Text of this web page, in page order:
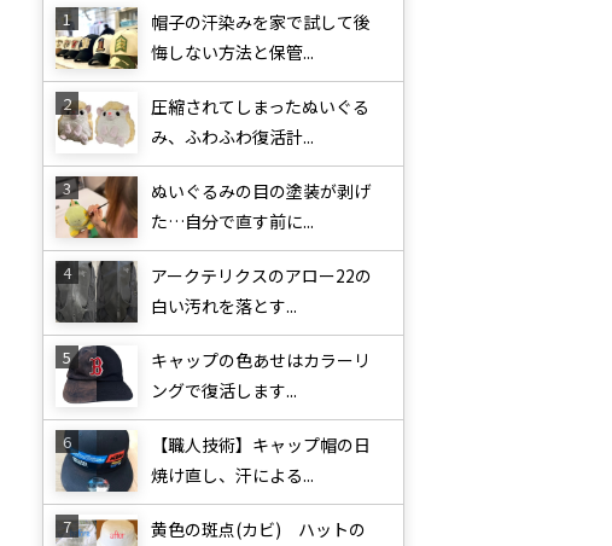
帽子の汗染みを家で試して後
悔しない方法と保管...
圧縮されてしまったぬいぐる
み、ふわふわ復活計...
ぬいぐるみの目の塗装が剥げ
た…自分で直す前に...
アークテリクスのアロー22の
白い汚れを落とす...
キャップの色あせはカラーリ
ングで復活します...
【職人技術】キャップ帽の日
焼け直し、汗による...
黄色の斑点(カビ) ハットの